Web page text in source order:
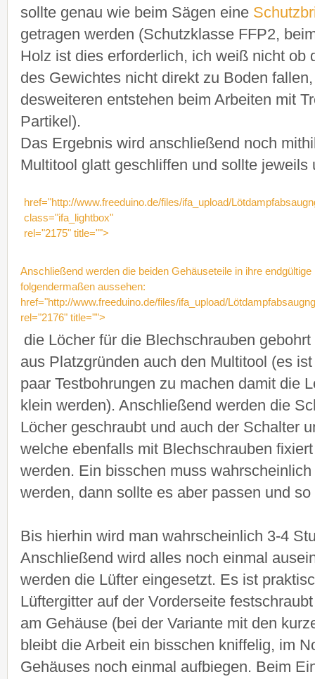
sollte genau wie beim Sägen eine
getragen werden (Schutzklasse FFP2,
Holz ist dies erforderlich, ich weiß nicht ob
des Gewichtes nicht direkt zu Boden
desweiteren entstehen beim Arbeiten mit
Partikel).
Das Ergebnis wird anschließend noch
Multitool glatt geschliffen und sollte jeweils
href="http://www.freeduino.de/files/ifa_upload/
class="ifa_lightbox"
rel="2175" title="">
Anschließend werden die beiden Gehäuseteile in ihre
folgendermaßen aussehen:
href="http://www.freeduino.de/files/ifa_upload/
rel="2176" title="">
die Löcher für die Blechschrauben
aus Platzgründen auch den Multitool (es
paar Testbohrungen zu machen damit die
klein werden). Anschließend werden die
Löcher geschraubt und auch der Schalter
welche ebenfalls mit Blechschrauben
werden. Ein bisschen muss
werden, dann sollte es aber passen und
Bis hierhin wird man wahrscheinlich 3-4
Anschließend wird alles noch einmal
werden die Lüfter eingesetzt. Es ist
Lüftergitter auf der Vorderseite
am Gehäuse (bei der Variante mit den
bleibt die Arbeit ein bisschen kniffelig, im
Gehäuses noch einmal aufbiegen. Beim